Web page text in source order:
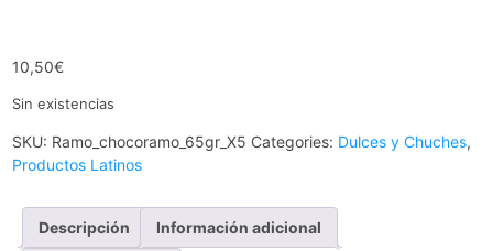
10,50€
Sin existencias
SKU: Ramo_chocoramo_65gr_X5 Categories: Dulces y Chuches,
Productos Latinos
Descripción Información adicional